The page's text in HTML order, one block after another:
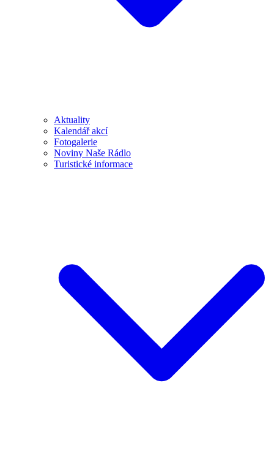
Aktuality
Kalendář akcí
Fotogalerie
Noviny Naše Rádlo
Turistické informace